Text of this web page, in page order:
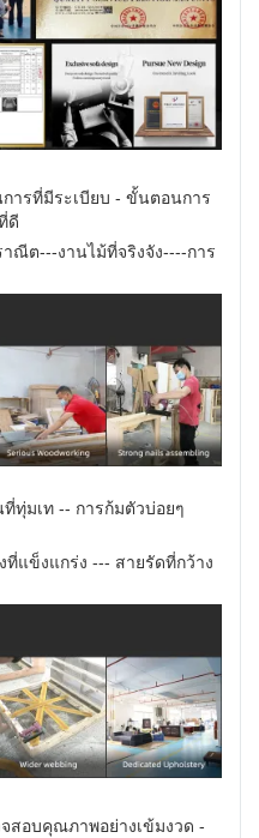
ารที่มีระเบียบ - ขั้นตอนการ
ดี
ณีต---งานไม้ที่จริงจัง----การ
ทุ่มเท -- การก้มตัวบ่อยๆ
ที่แข็งแกร่ง --- สายรัดที่กว้าง
สอบคุณภาพอย่างเข้มงวด -